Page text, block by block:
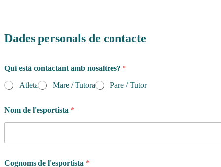
Dades personals de contacte
Qui està contactant amb nosaltres? *
Atleta
Mare / Tutora Pare / Tutor
Nom de l'esportista *
Cognoms de l'esportista *